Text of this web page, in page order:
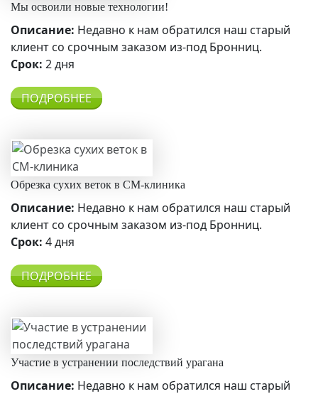
Мы освоили новые технологии!
Описание: Недавно к нам обратился наш старый
клиент со срочным заказом из-под Бронниц.
Срок: 2 дня
ПОДРОБНЕЕ
Обрезка сухих веток в СМ-клиника
Описание: Недавно к нам обратился наш старый
клиент со срочным заказом из-под Бронниц.
Срок: 4 дня
ПОДРОБНЕЕ
Участие в устранении последствий урагана
Описание: Недавно к нам обратился наш старый